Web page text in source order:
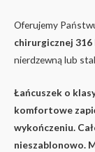
Oferujemy
chirurgicznej 316
nierdzewną lub
Łańcuszek o
komfortowe
wykończeniu.
nieszablonowo.